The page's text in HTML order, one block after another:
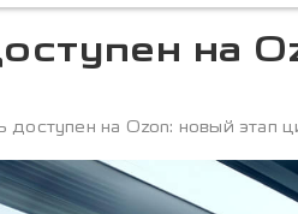
на
доступен на Ozon: новый